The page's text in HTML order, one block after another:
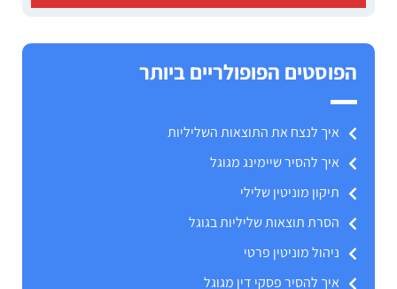
הפוסטים הפופולריים ביותר
איך לנצח את התוצאות השליליות
איך להסיר שיימינג מגוגל
תיקון מוניטין שלילי
הסרת תוצאות שליליות בגוגל
ניהול מוניטין פרטי
איך להסיר פסקי דין מגוגל